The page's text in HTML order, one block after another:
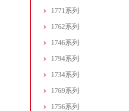
1771系列
1762系列
1746系列
1794系列
1734系列
1769系列
1756系列